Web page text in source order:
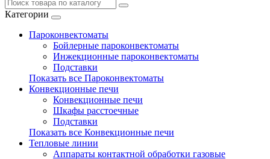
Категории
Пароконвектоматы
Бойлерные пароконвектоматы
Инжекционные пароконвектоматы
Подставки
Показать все Пароконвектоматы
Конвекционные печи
Конвекционные печи
Шкафы расстоечные
Подставки
Показать все Конвекционные печи
Тепловые линии
Аппараты контактной обработки газовые